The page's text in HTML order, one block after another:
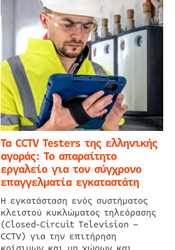
Τα CCTV Testers της ελληνικής
αγοράς: Το απαραίτητο
εργαλείο για τον σύγχρονο
επαγγελματία εγκαταστάτη
Η εγκατάσταση ενός συστήματος
κλειστού κυκλώματος τηλεόρασης
(Closed-Circuit Television –
CCTV) για την επιτήρηση